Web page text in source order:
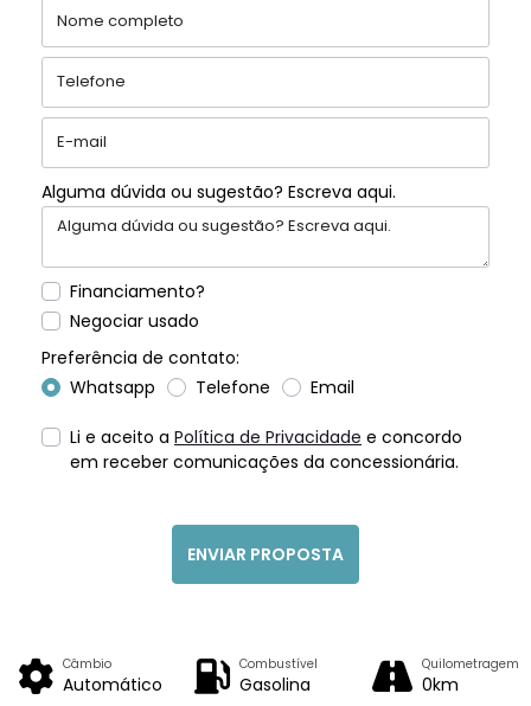
Alguma dúvida ou sugestão? Escreva aqui.
Financiamento?
Negociar usado
Preferência de contato:
Whatsapp
Telefone Email
Li e aceito a Política de Privacidade e concordo
em receber comunicações da concessionária.
ENVIAR PROPOSTA
Câmbio
Automático
Combustível
Gasolina
Quilometragem
0km